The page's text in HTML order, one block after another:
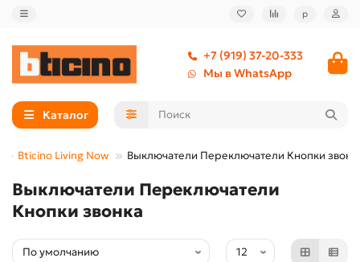
р
+7 (919) 37-20-333
Мы в WhatsApp
Каталог
Bticino Living Now Выключатели Переключатели Кнопки
Выключатели Переключатели
Кнопки звонка